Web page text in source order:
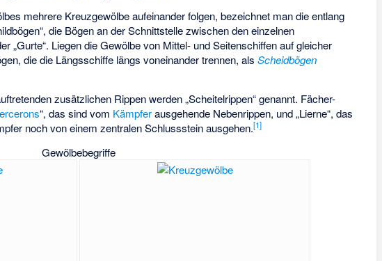
mehrere Kreuzgewölbe aufeinander folgen, bezeichnet man die entlang
die Bögen an der Schnittstelle zwischen den einzelnen
„Gurte“. Liegen die Gewölbe von Mittel- und Seitenschiffen auf gleicher
die die Längsschiffe längs voneinander trennen, alsScheidbögen
zusätzlichen Rippen werden „Scheitelrippen“ genannt. Fächer-
“, das sind vom Kämpferausgehende Nebenrippen, und „Lierne“, das
noch von einem zentralen Schlussstein ausgehen.[1]
Gewölbebegriffe